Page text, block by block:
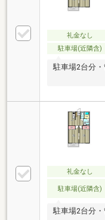
礼金なし
駐車場(近隣含)
駐車場2台分
礼金なし
駐車場(近隣含)
駐車場2台分